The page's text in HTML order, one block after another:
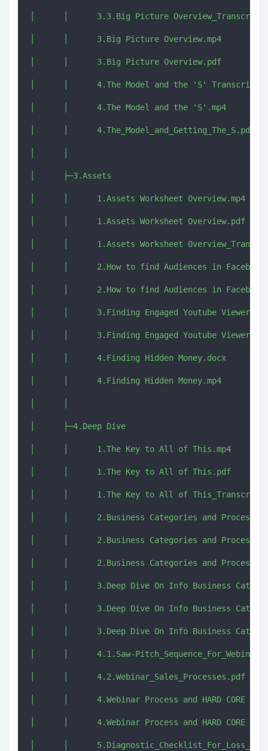
│      │      3.3.Big Picture
│      │      3.Big Picture Overview.mp4
│      │      3.Big Picture Overview.pdf
│      │      4.The Model and the 'S'
│      │      4.The Model and the 'S'.mp4
│      │      4.The_Model_and_Getting_The_S.pdf
│      ├─3.Assets
│      │      1.Assets Worksheet Overview.mp4
│      │      1.Assets Worksheet Overview.pdf
│      │      1.Assets Worksheet
│      │      2.How to find Audiences in
│      │      2.How to find Audiences in
│      │      3.Finding Engaged Youtube
│      │      3.Finding Engaged Youtube
│      │      4.Finding Hidden Money.docx
│      │      4.Finding Hidden Money.mp4
│      ├─4.Deep Dive
│      │      1.The Key to All of This.mp4
│      │      1.The Key to All of This.pdf
│      │      1.The Key to All of
│      │      2.Business Categories and Process
│      │      2.Business Categories and Process
│      │      2.Business Categories and Process
│      │      3.Deep Dive On Info Business
│      │      3.Deep Dive On Info Business
│      │      3.Deep Dive On Info Business
│      │      4.1.Saw-
│      │      4.2.Webinar_Sales_Processes.pdf
│      │      4.Webinar Process and HARD CORE
│      │      4.Webinar Process and HARD CORE
│      │